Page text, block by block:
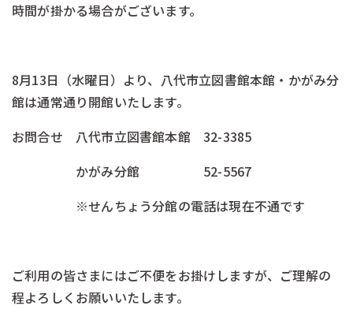
時間が掛かる場合がございます。
8月13日（水曜日）より、八代市立図書館本館・かがみ分
館は通常通り開館いたします。
お問合せ 八代市立図書館本館 32-3385
かがみ分館 52-5567
※せんちょう分館の電話は現在不通です
ご利用の皆さまにはご不便をお掛けしますが、ご理解の
程よろしくお願いいたします。